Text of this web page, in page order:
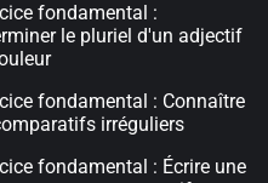
fondamental :
le pluriel d'un adjectif
fondamental : Connaître
irréguliers
fondamental : Écrire une